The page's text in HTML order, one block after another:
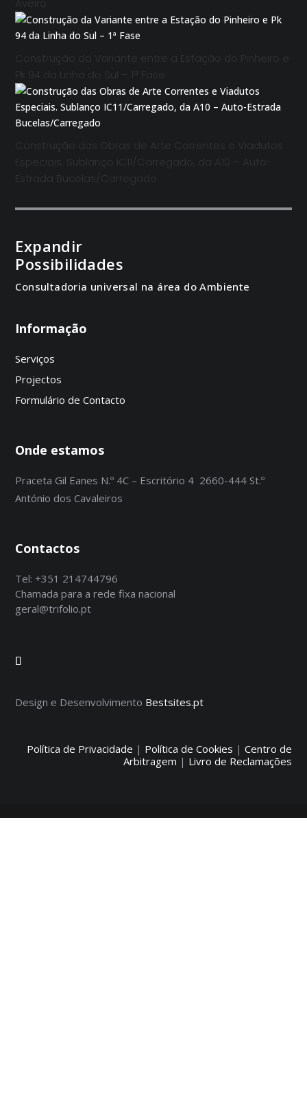
Aveiro
Construção da Variante entre a Estação do Pinheiro e
Pk 94 da Linha do Sul – 1ª Fase
Construção das Obras de Arte Correntes e Viadutos
Especiais. Sublanço IC11/Carregado, da A10 – Auto-
Estrada Bucelas/Carregado
Expandir
Possibilidades
Consultadoria universal na área do Ambiente
Informação
Serviços
Projectos
Formulário de Contacto
Onde estamos
Praceta Gil Eanes N.º 4C – Escritório 4 2660-444 St.º
António dos Cavaleiros
Contactos
Tel:+351 214744796
Chamada para a rede fixa nacional
geral@trifolio.pt
Design e Desenvolvimento Bestsites.pt
Política de Privacidade | Política de Cookies | Centro de
Arbitragem | Livro de Reclamações